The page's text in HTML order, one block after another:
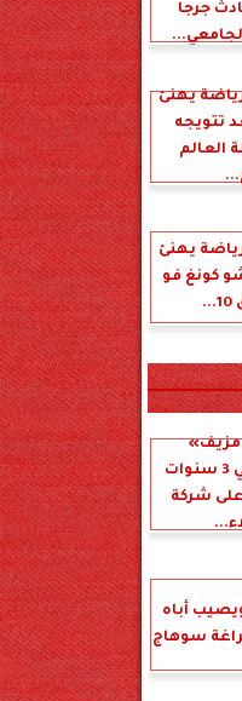
جرجا
يهنئ
تتويجه
العالم
يهنئ
كونغ فو
ومستشار وهمي 3 سنوات
شركة
أباه
سوهاج